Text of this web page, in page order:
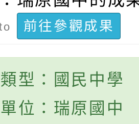
前往參觀成果
型：國民中學
位：瑞原國中